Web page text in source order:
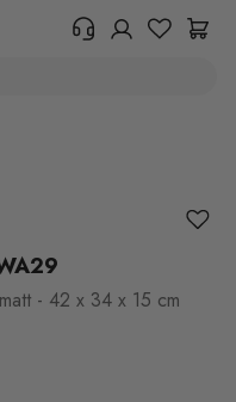
ordrestatus eller
- 42 x 34 x 15 cm